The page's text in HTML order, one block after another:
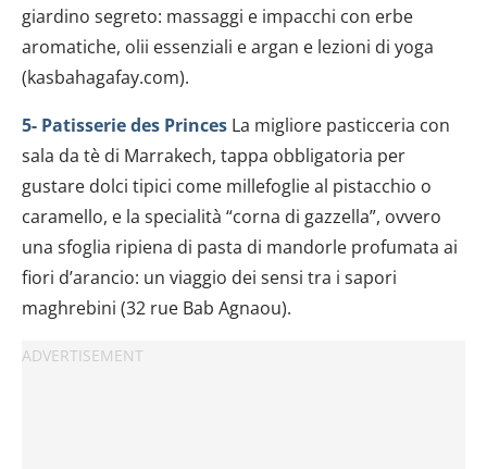
giardino segreto: massaggi e impacchi con erbe
aromatiche, olii essenziali e argan e lezioni di yoga
(kasbahagafay.com).
5- Patisserie des Princes La migliore pasticceria con
sala da tè di Marrakech, tappa obbligatoria per
gustare dolci tipici come millefoglie al pistacchio o
caramello, e la specialità “corna di gazzella”, ovvero
una sfoglia ripiena di pasta di mandorle profumata ai
fiori d’arancio: un viaggio dei sensi tra i sapori
maghrebini (32 rue Bab Agnaou).